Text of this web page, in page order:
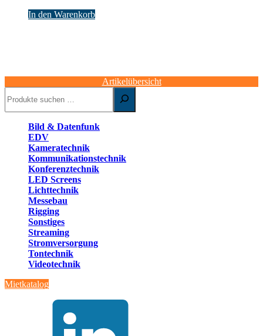
In den Warenkorb
Artikelübersicht
Bild & Datenfunk
EDV
Kameratechnik
Kommunikationstechnik
Konferenztechnik
LED Screens
Lichttechnik
Messebau
Rigging
Sonstiges
Streaming
Stromversorgung
Tontechnik
Videotechnik
Mietkatalog